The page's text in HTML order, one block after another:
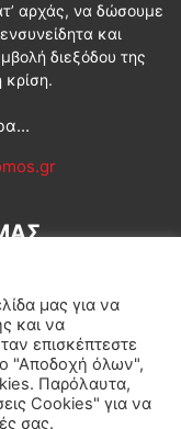
αρχάς, να δώσουμε
και
διεξόδου της
Διεθνή Κοινωνία
μας για να
και να
επισκέπτεστε
"Αποδοχή όλων",
Παρόλαυτα,
Cookies" για να
σας.